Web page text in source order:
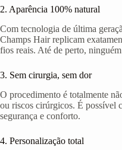
2. Aparência 100% natural
Com tecnologia de última
Champs Hair replicam
fios reais. Até de perto,
3. Sem cirurgia, sem dor
O procedimento é totalmente
ou riscos cirúrgicos. É possível
segurança e conforto.
4. Personalização total